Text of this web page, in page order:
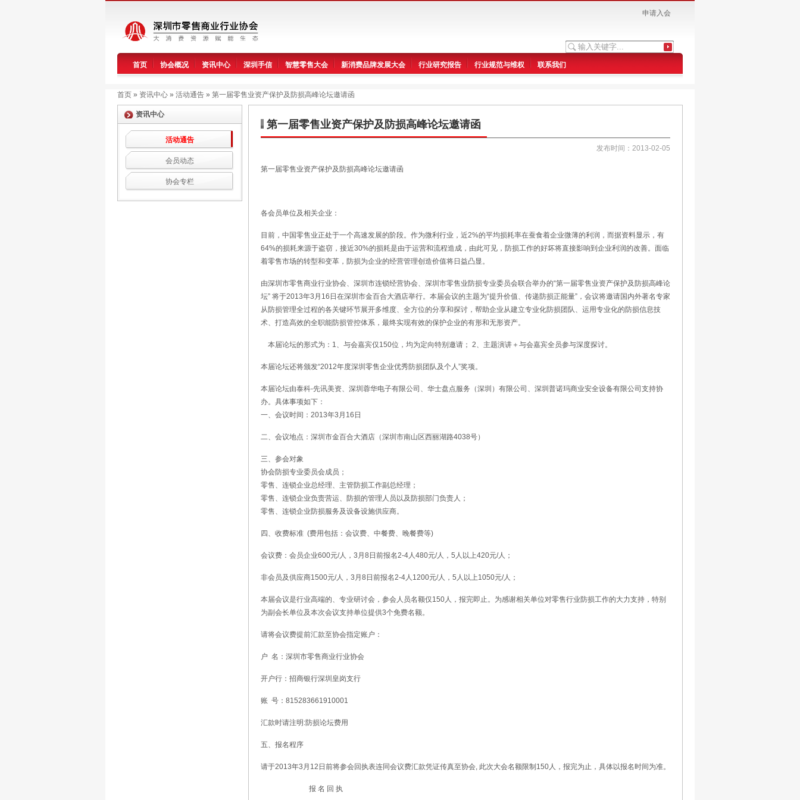
申请入会
首页 协会概况 资讯中心 深圳手信 智慧零售大会 新消费品牌发展大会 行业研究报告 行业规范与维权 联系我们
首页 » 资讯中心 » 活动通告 » 第一届零售业资产保护及防损高峰论坛邀请函
资讯中心
活动通告
会员动态
协会专栏
第一届零售业资产保护及防损高峰论坛邀请函
发布时间：2013-02-05
第一届零售业资产保护及防损高峰论坛邀请函
各会员单位及相关企业：
目前，中国零售业正处于一个高速发展的阶段。作为微利行业，近2%的平均损耗率在蚕食着企业微薄的利润，而据资料显示，有
64%的损耗来源于盗窃，接近30%的损耗是由于运营和流程造成，由此可见，防损工作的好坏将直接影响到企业利润的改善。面临
着零售市场的转型和变革，防损为企业的经营管理创造价值将日益凸显。
由深圳市零售商业行业协会、深圳市连锁经营协会、深圳市零售业防损专业委员会联合举办的“第一届零售业资产保护及防损高峰论
坛” 将于2013年3月16日在深圳市金百合大酒店举行。本届会议的主题为“提升价值、传递防损正能量”，会议将邀请国内外著名专家
从防损管理全过程的各关键环节展开多维度、全方位的分享和探讨，帮助企业从建立专业化防损团队、运用专业化的防损信息技
术、打造高效的全职能防损管控体系，最终实现有效的保护企业的有形和无形资产。
本届论坛的形式为：1、与会嘉宾仅150位，均为定向特别邀请； 2、主题演讲＋与会嘉宾全员参与深度探讨。
本届论坛还将颁发“2012年度深圳零售企业优秀防损团队及个人”奖项。
本届论坛由泰科-先讯美资、深圳蓉华电子有限公司、华士盘点服务（深圳）有限公司、深圳普诺玛商业安全设备有限公司支持协
办。具体事项如下：
一、会议时间：2013年3月16日
二、会议地点：深圳市金百合大酒店（深圳市南山区西丽湖路4038号）
三、参会对象
协会防损专业委员会成员；
零售、连锁企业总经理、主管防损工作副总经理；
零售、连锁企业负责营运、防损的管理人员以及防损部门负责人；
零售、连锁企业防损服务及设备设施供应商。
四、收费标准 (费用包括：会议费、中餐费、晚餐费等)
会议费：会员企业600元/人，3月8日前报名2-4人480元/人，5人以上420元/人；
非会员及供应商1500元/人，3月8日前报名2-4人1200元/人，5人以上1050元/人；
本届会议是行业高端的、专业研讨会，参会人员名额仅150人，报完即止。为感谢相关单位对零售行业防损工作的大力支持，特别
为副会长单位及本次会议支持单位提供3个免费名额。
请将会议费提前汇款至协会指定账户：
户 名：深圳市零售商业行业协会
开户行：招商银行深圳皇岗支行
账 号：815283661910001
汇款时请注明:防损论坛费用
五、报名程序
请于2013年3月12日前将参会回执表连同会议费汇款凭证传真至协会, 此次大会名额限制150人，报完为止，具体以报名时间为准。
报 名 回 执